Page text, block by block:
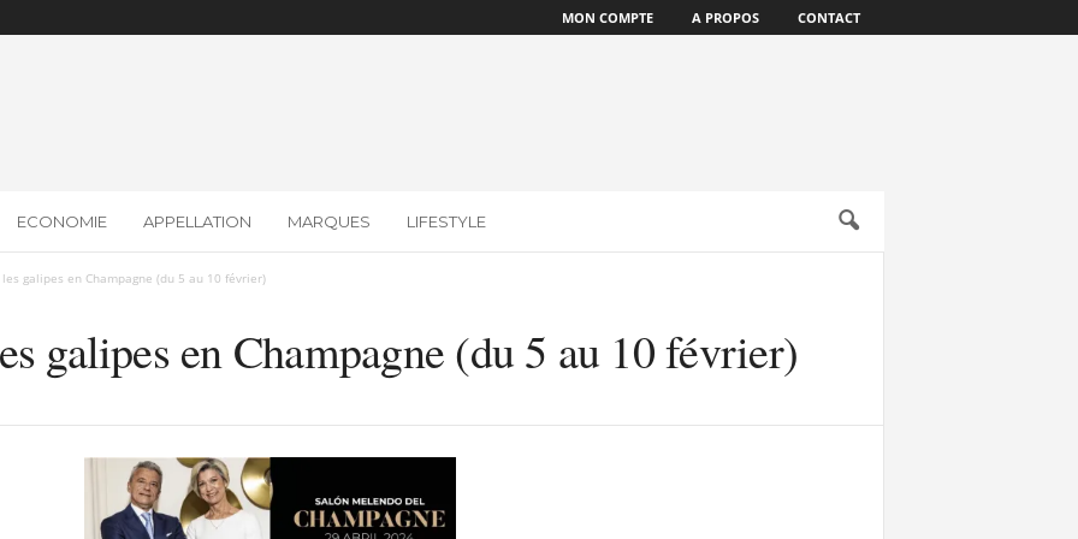
MON COMPTE A PROPOS CONTACT
ECONOMIE APPELLATION MARQUES LIFESTYLE
galipes en Champagne (du 5 au 10 février)
galipes en Champagne (du 5 au 10 février)